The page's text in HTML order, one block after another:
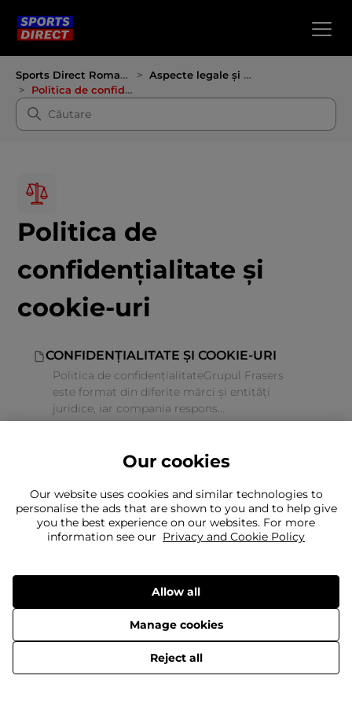
Sports Direct Romania
Aspecte legale și confidențialitate
Politica de confidențialitate și cookie-uri
Politica de
confidențialitate și
cookie-uri
CONFIDENȚIALITATE ȘI COOKIE-URI
Politica de confidențialitateGrupul Frasers
este format din diferite mărci și entități
juridice, iar compania respons...
Nu găsiți ceea ce căutați?
© 2026 Frasers Group Trading Limited
Our cookies
Our website uses cookies and similar technologies to
personalise the ads that are shown to you and to help give
you the best experience on our websites. For more
information see our Privacy and Cookie Policy
Manage cookies
Reject all
Allow all